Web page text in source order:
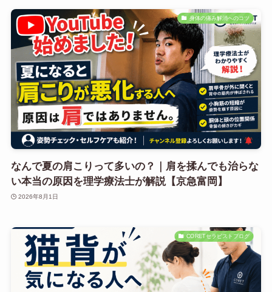
身体の痛み解消へのコツ
なんで夏の肩こりって多いの？｜肩を揉んでも治らな
い本当の原因を理学療法士が解説【京急富岡】
2026年8月1日
CORETセラピストブログ